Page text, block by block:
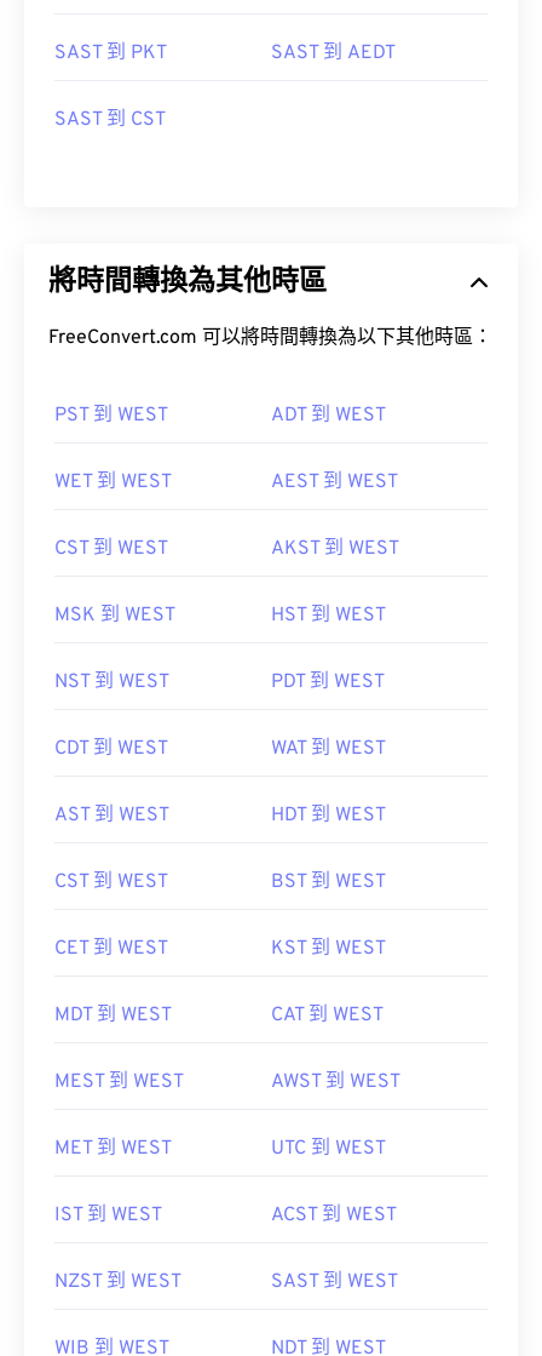
SAST 到 PKT SAST 到 AEDT
SAST 到 CST
將時間轉換為其他時區
FreeConvert.com 可以將時間轉換為以下其他時區：
PST 到 WEST ADT 到 WEST
WET 到 WEST AEST 到 WEST
CST 到 WEST AKST 到 WEST
MSK 到 WEST HST 到 WEST
NST 到 WEST PDT 到 WEST
CDT 到 WEST WAT 到 WEST
AST 到 WEST HDT 到 WEST
CST 到 WEST BST 到 WEST
CET 到 WEST KST 到 WEST
MDT 到 WEST CAT 到 WEST
MEST 到 WEST AWST 到 WEST
MET 到 WEST UTC 到 WEST
IST 到 WEST ACST 到 WEST
NZST 到 WEST SAST 到 WEST
WIB 到 WEST NDT 到 WEST